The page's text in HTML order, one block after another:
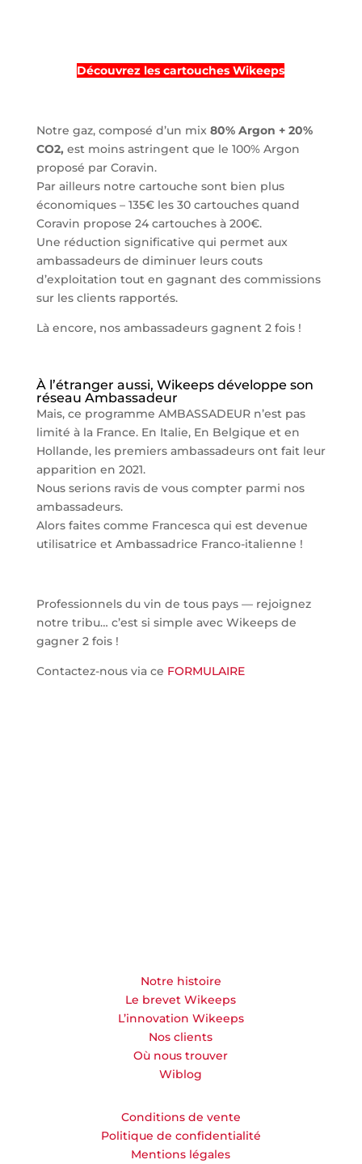
Découvrez les cartouches Wikeeps
Notre gaz, composé d’un mix 80% Argon + 20%
CO2, est moins astringent que le 100% Argon
proposé par Coravin.
Par ailleurs notre cartouche sont bien plus
économiques – 135€ les 30 cartouches quand
Coravin propose 24 cartouches à 200€.
Une réduction significative qui permet aux
ambassadeurs de diminuer leurs couts
d’exploitation tout en gagnant des commissions
sur les clients rapportés.
Là encore, nos ambassadeurs gagnent 2 fois !
À l’étranger aussi, Wikeeps développe son
réseau Ambassadeur
Mais, ce programme AMBASSADEUR n’est pas
limité à la France. En Italie, En Belgique et en
Hollande, les premiers ambassadeurs ont fait leur
apparition en 2021.
Nous serions ravis de vous compter parmi nos
ambassadeurs.
Alors faites comme Francesca qui est devenue
utilisatrice et Ambassadrice Franco-italienne !
Professionnels du vin de tous pays — rejoignez
notre tribu… c’est si simple avec Wikeeps de
gagner 2 fois !
Contactez-nous via ce FORMULAIRE
Notre histoire
Le brevet Wikeeps
L’innovation Wikeeps
Nos clients
Où nous trouver
Wiblog
Conditions de vente
Politique de confidentialité
Mentions légales